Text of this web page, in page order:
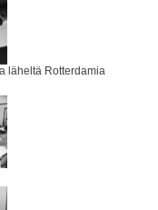
läheltä Rotterdamia